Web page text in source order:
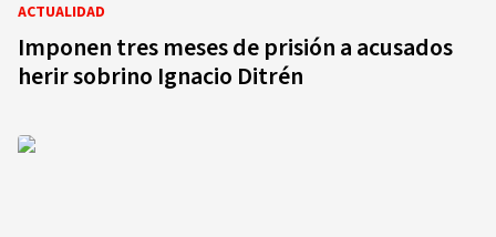
ACTUALIDAD
Imponen tres meses de prisión a acusados
herir sobrino Ignacio Ditrén